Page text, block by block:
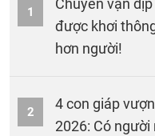
1
Chuyển vận
được khơi
hơn người!
2
4 con giáp
2026: Có người